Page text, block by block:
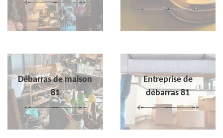
Débarras de maison
81
Entreprise de
débarras 81